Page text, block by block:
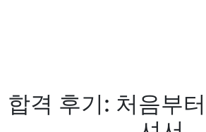
격 후기: 처음부